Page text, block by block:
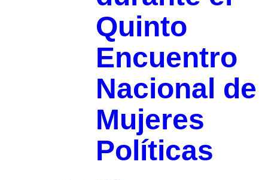
Quinto
Encuentro
Nacional de
Mujeres
Políticas